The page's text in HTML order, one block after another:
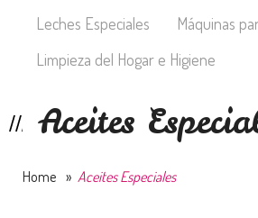
Leches Especiales
Máquinas
Limpieza del Hogar e Higiene
Aceites
Home » Aceites Especiales